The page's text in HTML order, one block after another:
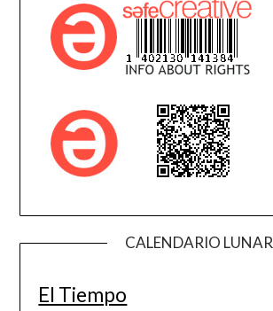
CALENDARIO LUNAR
El Tiempo